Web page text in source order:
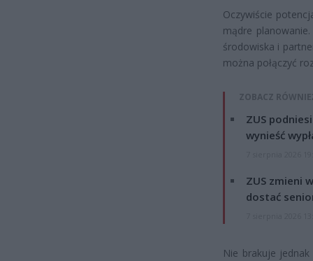
Oczywiście
mądre
środowiska i
można połączyć
ZOBACZ
ZUS
wynieść
ZUS zmieni
dostać
Nie brakuje